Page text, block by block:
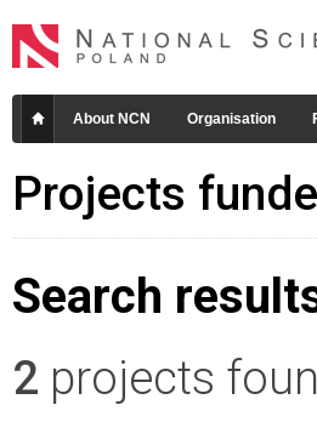
About NCN Organisation
Projects
Search
2 projects